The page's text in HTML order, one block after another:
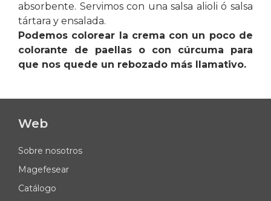
absorbente. Servimos con una salsa alioli ó salsa
tártara y ensalada.
Podemos colorear la crema con un poco de
colorante de paellas o con cúrcuma para
que nos quede un rebozado más llamativo.
Web
Sobre nosotros
Magefesear
Catálogo